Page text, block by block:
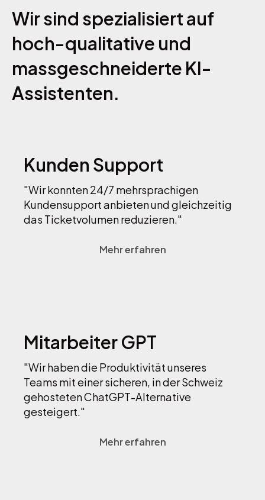
Wir sind spezialisiert auf
hoch-qualitative und
massgeschneiderte KI-
Assistenten.
Kunden Support
"Wir konnten 24/7 mehrsprachigen
Kundensupport anbieten und gleichzeitig
das Ticketvolumen reduzieren."
Mehr erfahren
Mitarbeiter GPT
"Wir haben die Produktivität unseres
Teams mit einer sicheren, in der Schweiz
gehosteten ChatGPT-Alternative
gesteigert."
Mehr erfahren